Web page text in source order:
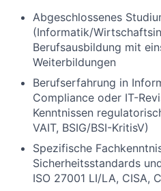
Abgeschlossenes
(Informatik/
Berufsausbildung mit
Weiterbildungen
Berufserfahrung in
Compliance oder IT-
Kenntnissen
VAIT, BSIG/BSI-KritisV)
Spezifische
Sicherheitsstandards
ISO 27001 LI/LA, CISA,